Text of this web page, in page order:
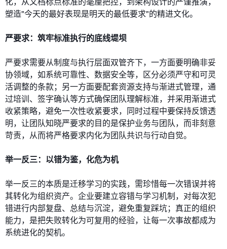
塑造"今天的最好表现是明天的最低要求"的精进文化。
严要求：筑牢标准执行的底线堤坝
严要求需要从制度与执行层面双管齐下，一方面要明确非妥
协领域，如系统可靠性、数据安全等，区分必须严守和可灵
活调整的条款；另一方面要配套资源支持与渐进式管理，通
过培训、签字确认等方式确保团队理解标准，并采用渐进式
收紧策略，避免一次性收紧要求，同时过程中要保持反馈透
明，让团队知晓严要求的目的是保护业务与团队，而非刻意
苛责，从而将严格要求内化为团队共识与行动自觉。
举一反三：以错为鉴，化危为机
举一反三的本质是迁移学习的实践，需珍惜每一次错误并将
其转化为组织资产。企业要建立容错与学习机制，对每次犯
错进行内部复盘、总结与沉淀，避免重复踩坑；真正的组织
能力，是把失败转化为可复用的经验，让每一次事故都成为
系统进化的契机。